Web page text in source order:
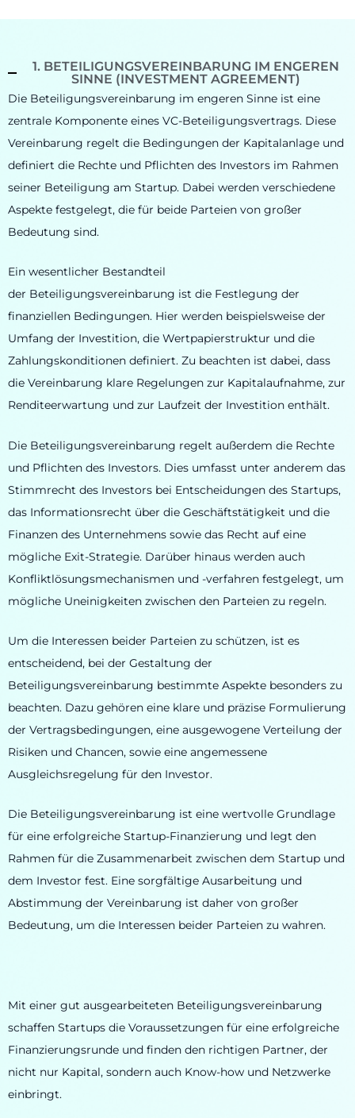
1. BETEILIGUNGSVEREINBARUNG IM ENGEREN
SINNE (INVESTMENT AGREEMENT)
Die Beteiligungsvereinbarung im engeren Sinne ist eine
zentrale Komponente eines VC-Beteiligungsvertrags. Diese
Vereinbarung regelt die Bedingungen der Kapitalanlage und
definiert die Rechte und Pflichten des Investors im Rahmen
seiner Beteiligung am Startup. Dabei werden verschiedene
Aspekte festgelegt, die für beide Parteien von großer
Bedeutung sind.
Ein wesentlicher Bestandteil
der Beteiligungsvereinbarung ist die Festlegung der
finanziellen Bedingungen. Hier werden beispielsweise der
Umfang der Investition, die Wertpapierstruktur und die
Zahlungskonditionen definiert. Zu beachten ist dabei, dass
die Vereinbarung klare Regelungen zur Kapitalaufnahme, zur
Renditeerwartung und zur Laufzeit der Investition enthält.
Die Beteiligungsvereinbarung regelt außerdem die Rechte
und Pflichten des Investors. Dies umfasst unter anderem das
Stimmrecht des Investors bei Entscheidungen des Startups,
das Informationsrecht über die Geschäftstätigkeit und die
Finanzen des Unternehmens sowie das Recht auf eine
mögliche Exit-Strategie. Darüber hinaus werden auch
Konfliktlösungsmechanismen und -verfahren festgelegt, um
mögliche Uneinigkeiten zwischen den Parteien zu regeln.
Um die Interessen beider Parteien zu schützen, ist es
entscheidend, bei der Gestaltung der
Beteiligungsvereinbarung bestimmte Aspekte besonders zu
beachten. Dazu gehören eine klare und präzise Formulierung
der Vertragsbedingungen, eine ausgewogene Verteilung der
Risiken und Chancen, sowie eine angemessene
Ausgleichsregelung für den Investor.
Die Beteiligungsvereinbarung ist eine wertvolle Grundlage
für eine erfolgreiche Startup-Finanzierung und legt den
Rahmen für die Zusammenarbeit zwischen dem Startup und
dem Investor fest. Eine sorgfältige Ausarbeitung und
Abstimmung der Vereinbarung ist daher von großer
Bedeutung, um die Interessen beider Parteien zu wahren.
Mit einer gut ausgearbeiteten Beteiligungsvereinbarung
schaffen Startups die Voraussetzungen für eine erfolgreiche
Finanzierungsrunde und finden den richtigen Partner, der
nicht nur Kapital, sondern auch Know-how und Netzwerke
einbringt.